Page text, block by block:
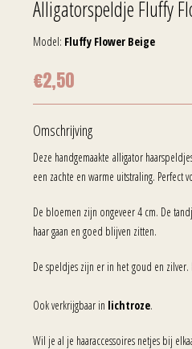
Alligatorspeldje Fluffy
Model: Fluffy Flower Beige
€2,50
Omschrijving
Deze handgemaakte alligator
een zachte en warme uitstraling.
De bloemen zijn ongeveer 4 cm. De
haar gaan en goed blijven zitten.
De speldjes zijn er in het goud en
Ook verkrijgbaar in lichtroze.
Wil je al je haaraccessoires netjes bij